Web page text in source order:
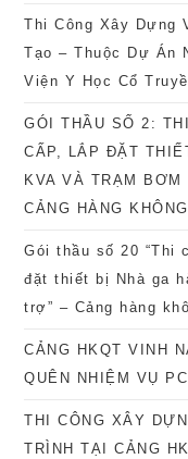
Thi Công Xây Dựng
Tạo – Thuộc Dự Án
Viện Y Học Cổ
GÓI THẦU SỐ 2:
CẤP, LẮP ĐẶT
KVA VÀ TRẠM
CẢNG HÀNG
Gói thầu số 20 “Thi
đặt thiết bị Nhà ga
trợ” – Cảng hàng
CẢNG HKQT VINH
QUÊN NHIỆM VỤ
THI CÔNG XÂY
TRÌNH TẠI CẢNG